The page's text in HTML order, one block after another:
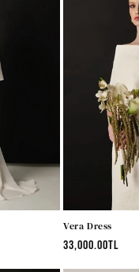
Vera Dress
Normal
33,000.00TL